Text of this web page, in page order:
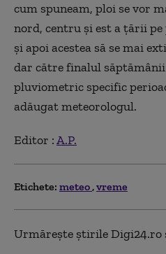
cum spuneam, ploi se vor
nord, centru și est a țării
și apoi acestea să se mai
dar către finalul
pluviometric specific
adăugat meteorologul.
Editor :A.P.
Etichete: meteo vreme
Urmărește știrile Digi24.ro